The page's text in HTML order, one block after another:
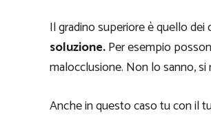
Il gradino superiore è quello dei
soluzione.Per esempio
malocclusione. Non lo sanno,
Anche in questo caso tu con il